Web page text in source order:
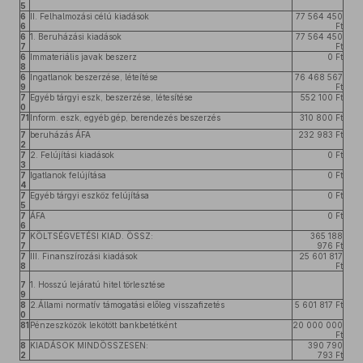
5
6
6
II. Felhalmozási célú kiadások
77 564 450
Ft
6
7
1. Beruházási kiadások
77 564 450
Ft
6
8
Immateriális javak beszerz 0 Ft
6
9
Ingatlanok beszerzése, léteítése
76 468 567
Ft
7
0
Egyéb tárgyi eszk, beszerzése, létesítése 552 100 Ft
71 Inform. eszk, egyéb gép, berendezés beszerzés
310 800 Ft
7
2
beruházás ÁFA 232 983 Ft
7
3
2. Felújítási kiadások 0 Ft
7
4
Igatlanok felújítása 0 Ft
7
5
Egyéb tárgyi eszköz felújítása 0 Ft
7
6
ÁFA 0 Ft
7
7
KÖLTSÉGVETÉSI KIAD. ÖSSZ:
365 188
976 Ft
7
8
III. Finanszírozási kiadások
25 601 817
Ft
7
9
1. Hosszú lejáratú hitel törlesztése
8
0
2.Állami normatív támogatási előleg visszafizetés 5 601 817 Ft
81 Pénzeszközök lekötött bankbetétként
20 000 000
Ft
8
2
KIADÁSOK MINDÖSSZESEN:
390 790
793 Ft